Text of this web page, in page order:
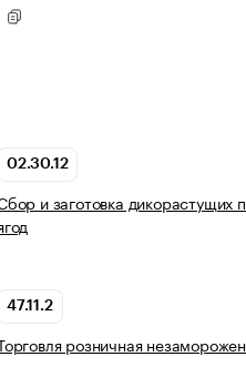
02.30.12
и заготовка дикорастущих
47.11.2
розничная